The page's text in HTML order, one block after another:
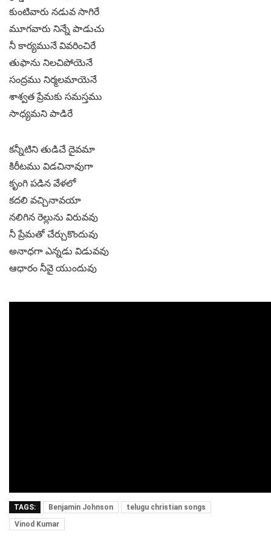
కుంటివారు నడువ సాగిరే
మూగవారు నిన్నే పాడుచు
నీ కార్యమునే వివరించిరే
తుఫాను నిలచిపోయెనే
సంద్రము నిర్మలమాయెనే
శాశ్వత ప్రేమకు సమస్తము
సాధ్యమని పాడిరే
కన్నీటిని తుడిచే దైవమా
కిరీటము విడచినావుగా
కృంగి పడిన వేళలో
కదలి వచ్చినావయా
నలిగిన రెల్లును విరువవు
నీ ప్రేమతో చేర్చుకొందువు
అనాధగా ఎన్నడు విడువవు
ఆధారం నీవై యుందువు
TAGS: Benjamin Johnson
telugu christian songs
Vinod Kumar